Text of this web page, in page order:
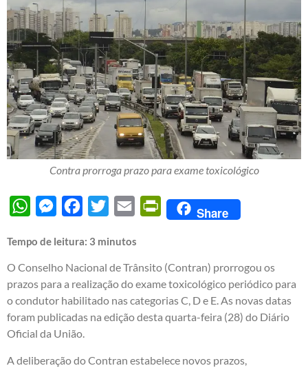
Contra prorroga prazo para exame toxicológico
WhatsAppMessengerFacebook
Twitter Email PrintFriendly
Share
Tempo de leitura: 3 minutos
O Conselho Nacional de Trânsito (Contran) prorrogou os
prazos para a realização do exame toxicológico periódico para
o condutor habilitado nas categorias C, D e E. As novas datas
foram publicadas na edição desta quarta-feira (28) do Diário
Oficial da União.
A deliberação do Contran estabelece novos prazos,